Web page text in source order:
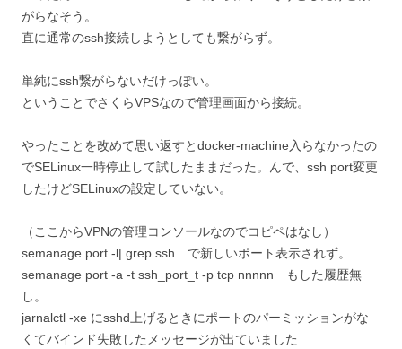
がらなそう。
直に通常のssh接続しようとしても繋がらず。
単純にssh繋がらないだけっぽい。
ということでさくらVPSなので管理画面から接続。
やったことを改めて思い返すとdocker-machine入らなかったの
でSELinux一時停止して試したままだった。んで、ssh port変更
したけどSELinuxの設定していない。
（ここからVPNの管理コンソールなのでコピペはなし）
semanage port -l| grep ssh で新しいポート表示されず。
semanage port -a -t ssh_port_t -p tcp nnnnn もした履歴無
し。
jarnalctl -xe にsshd上げるときにポートのパーミッションがな
くてバインド失敗したメッセージが出ていました